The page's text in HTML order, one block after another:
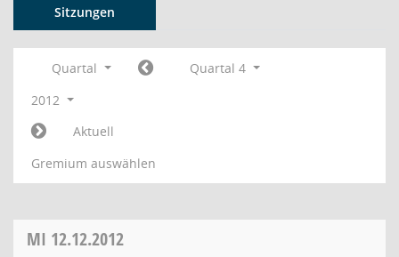
Sitzungen
Quartal
Quartal 4
2012
Aktuell
Gremium auswählen
MI 12.12.2012